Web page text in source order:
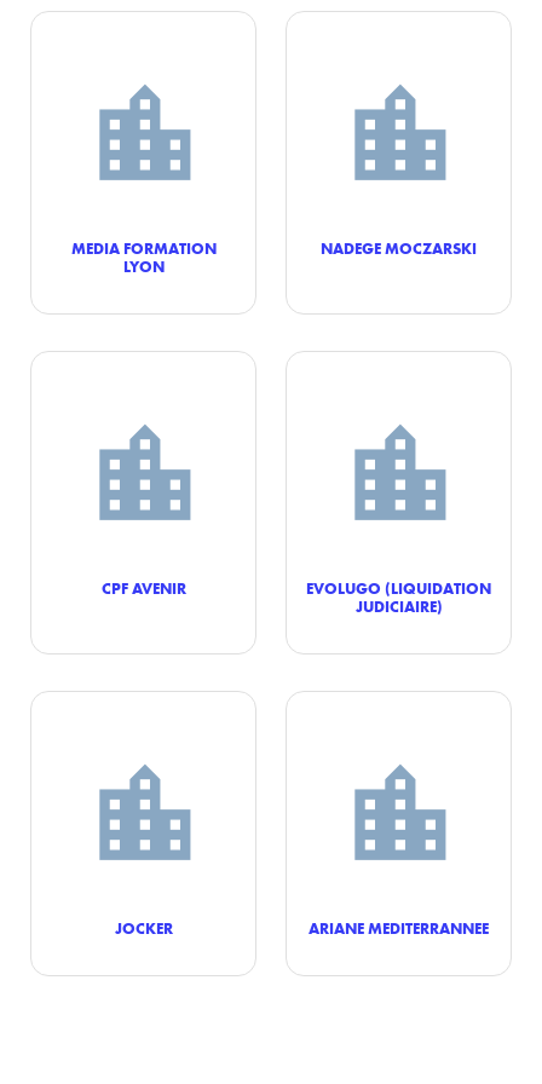
MEDIA FORMATION
LYON
NADEGE MOCZARSKI
CPF AVENIR
EVOLUGO (LIQUIDATION
JUDICIAIRE)
JOCKER ARIANE MEDITERRANNEE